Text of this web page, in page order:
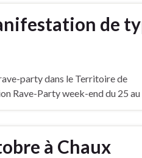
de
party dans le Territoire de
Rave-Party week-end du 25
à Chaux